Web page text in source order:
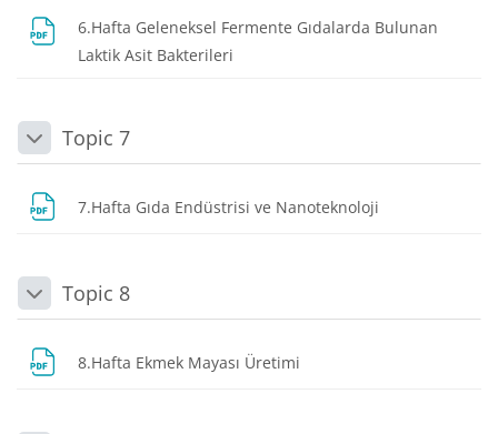
6.Hafta Geleneksel Fermente Gıdalarda Bulunan
Laktik Asit Bakterileri
DaraltTopic 7
7.Hafta Gıda Endüstrisi ve Nanoteknoloji
DaraltTopic 8
8.Hafta Ekmek Mayası Üretimi